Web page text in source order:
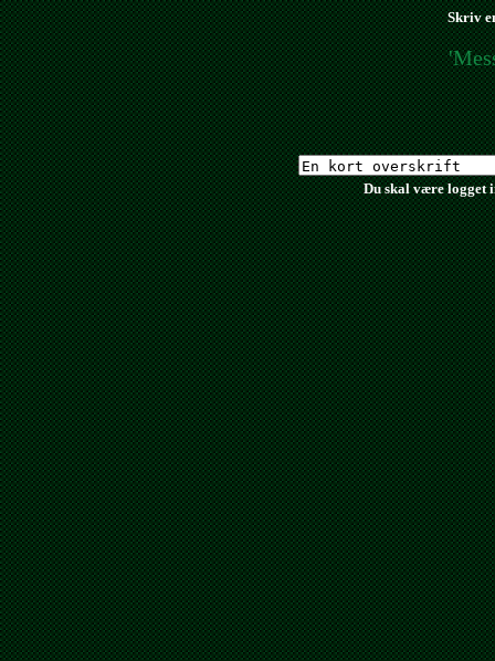
Skriv
Du skal være logget